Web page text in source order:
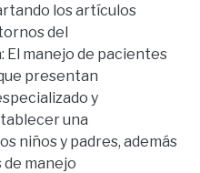
los artículos
del
El manejo de pacientes
presentan
y
una
niños y padres, además
manejo